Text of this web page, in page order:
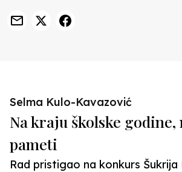
Selma Kulo-Kavazović
Na kraju školske godine,
pameti
Rad pristigao na konkurs Šukrija